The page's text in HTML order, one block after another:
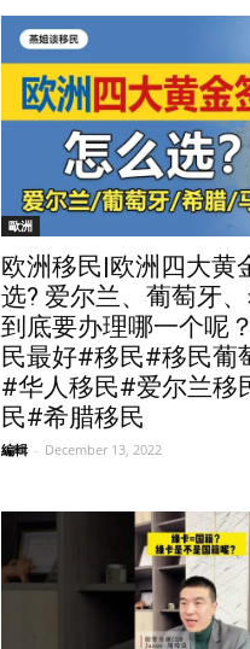
歐洲
欧洲移民|欧洲四大黄
选? 爱尔兰、葡萄牙
到底要办理哪一个呢
民最好#移民#移民葡
#华人移民#爱尔兰移
民#希腊移民
編輯 - December 13, 2022